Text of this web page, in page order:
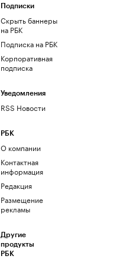
Подписки
Скрыть баннеры
на РБК
Подписка на РБК
Корпоративная
подписка
Уведомления
RSS Новости
РБК
О компании
Контактная
информация
Редакция
Размещение
рекламы
Другие
продукты
РБК